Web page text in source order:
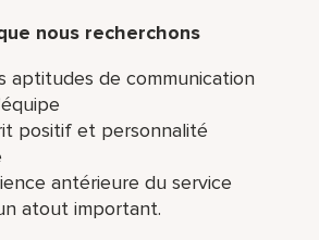
nous recherchons
aptitudes de communication
positif et personnalité
antérieure du service
atout important.